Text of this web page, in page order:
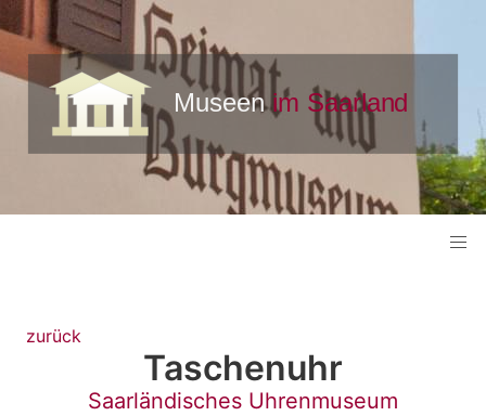
zurück
Taschenuhr
Saarländisches Uhrenmuseum